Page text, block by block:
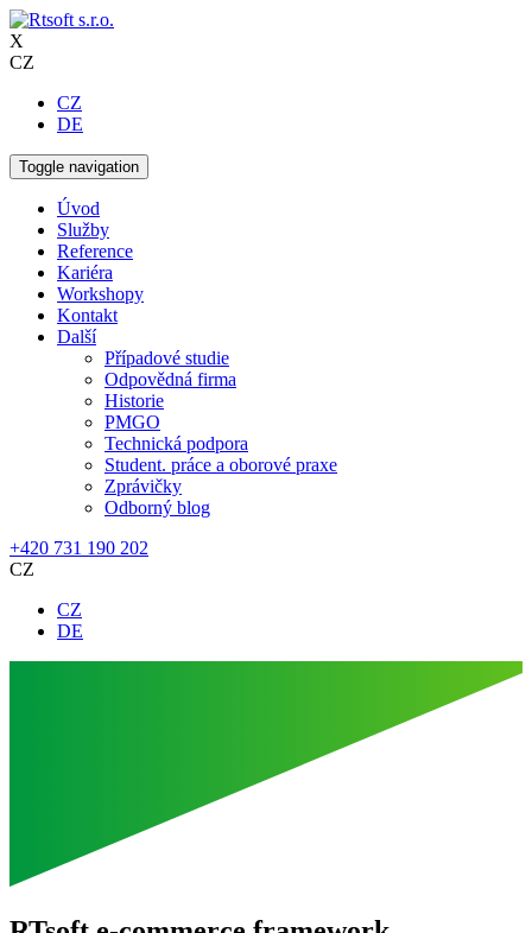
X
CZ
CZ
DE
Toggle navigation
Úvod
Služby
Reference
Kariéra
Workshopy
Kontakt
Další
Případové studie
Odpovědná firma
Historie
PMGO
Technická podpora
Student. práce a oborové praxe
Zprávičky
Odborný blog
+420 731 190 202
CZ
CZ
DE